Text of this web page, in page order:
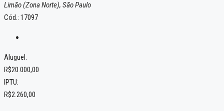
Limão (Zona Norte), São Paulo
Cód.: 17097
Aluguel:
R$20.000,00
IPTU:
R$2.260,00